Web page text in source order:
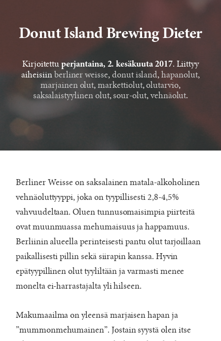
Donut Island Brewing Dieter
Kirjoitettuperjantaina, 2. kesäkuuta 2017. Liittyy
aiheisiin berliner weisse, donut island,hapanolut,
marjainen olut,markettiolut,olutarvio,
saksalaistyylinen olut,sour-olut, vehnäolut.
Berliner Weisse on saksalainen matala-alkoholinen
vehnäoluttyyppi, joka on tyypillisesti 2,8-4,5%
vahvuudeltaan. Oluen tunnusomaisimpia piirteitä
ovat muunmuassa mehumaisuus ja happamuus.
Berliinin alueella perinteisesti pantu olut tarjoillaan
paikallisesti pillin sekä siirapin kanssa. Hyvin
epätyypillinen olut tyyliltään ja varmasti menee
monelta ei-harrastajalta yli hilseen.
Makumaailma on yleensä marjaisen hapan ja
”mummonmehumainen”. Jostain syystä olen itse